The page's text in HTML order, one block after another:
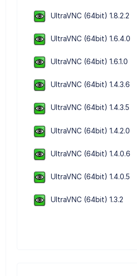
UltraVNC (64bit) 1.8.2.2
UltraVNC (64bit) 1.6.4.0
UltraVNC (64bit) 1.6.1.0
UltraVNC (64bit) 1.4.3.6
UltraVNC (64bit) 1.4.3.5
UltraVNC (64bit) 1.4.2.0
UltraVNC (64bit) 1.4.0.6
UltraVNC (64bit) 1.4.0.5
UltraVNC (64bit) 1.3.2